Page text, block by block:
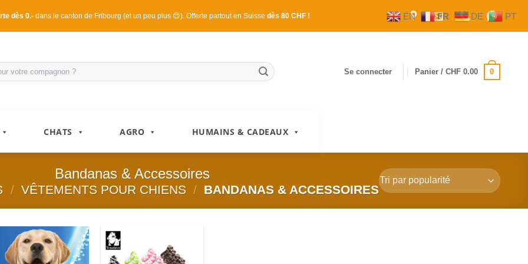
dès 0.- dans le canton de Fribourg (et un peu plus 😊). Offerte partout en Suisse dès 80 CHF !
Se connecter Panier / CHF0.00 0
CHATS AGRO HUMAINS & CADEAUX
Bandanas & Accessoires
/ VÊTEMENTS POUR CHIENS / BANDANAS & ACCESSOIRES
EN FR DE PT